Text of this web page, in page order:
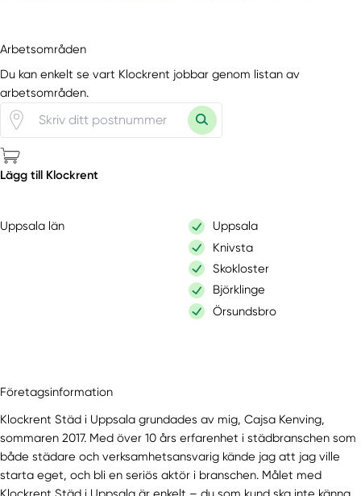
Arbetsområden
Du kan enkelt se vart Klockrent jobbar genom listan av
arbetsområden.
Lägg till Klockrent
Uppsala län
Uppsala
Knivsta
Skokloster
Björklinge
Örsundsbro
Företagsinformation
Klockrent Städ i Uppsala grundades av mig, Cajsa Kenving,
sommaren 2017. Med över 10 års erfarenhet i städbranschen som
både städare och verksamhetsansvarig kände jag att jag ville
starta eget, och bli en seriös aktör i branschen. Målet med